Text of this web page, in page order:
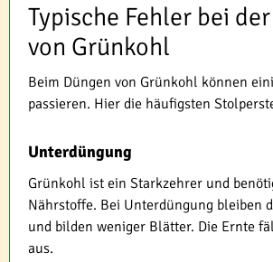
Typische Fehler bei
von Grünkohl
Beim Düngen von Grünkohl können
passieren. Hier die häufigsten
Unterdüngung
Grünkohl ist ein Starkzehrer und
Nährstoffe. Bei Unterdüngung bleiben
und bilden weniger Blätter. Die Ernte
aus.